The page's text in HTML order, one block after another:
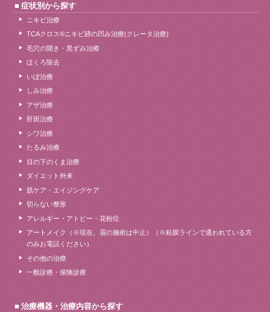
症状別から探す
ニキビ治療
TCAクロス®ニキビ跡の凹み治療(クレータ治療)
毛穴の開き・黒ずみ治療
ほくろ除去
いぼ治療
しみ治療
アザ治療
肝斑治療
シワ治療
たるみ治療
目の下のくま治療
ダイエット外来
肌ケア・エイジングケア
切らない整形
アレルギー・アトピー・花粉症
アートメイク（※現在、眉の施術は中止）（※粘膜ラインで通われている方
のみお電話ください）
その他の治療
一般診療・保険診療
治療機器・治療内容から探す